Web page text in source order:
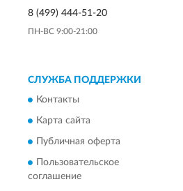
8 (499) 444-51-20
ПН-ВС 9:00-21:00
СЛУЖБА ПОДДЕРЖКИ
Контакты
Карта сайта
Публичная оферта
Пользовательское
соглашение